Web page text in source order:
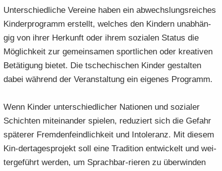
Un­ter­schied­li­che Ver­ei­ne haben ein ab­wechs­lungs­rei­ches
Kin­der­pro­gramm er­stellt, wel­ches den Kin­dern un­ab­hän­
gig von ihrer Her­kunft oder ihrem so­zia­len Sta­tus die
Mög­lich­keit zur ge­mein­sa­men sport­li­chen oder krea­ti­ven
Be­tä­ti­gung bie­tet. Die tsche­chi­schen Kin­der ge­stal­ten
dabei wäh­rend der Ver­an­stal­tung ein ei­ge­nes Pro­gramm.
Wenn Kin­der un­ter­schied­li­cher Na­tio­nen und so­zia­ler
Schich­ten mit­ein­an­der spie­len, re­du­ziert sich die Ge­fahr
spä­te­rer Frem­den­feind­lich­keit und In­to­le­ranz. Mit die­sem
Kin-​dertagesprojekt soll eine Tra­di­ti­on ent­wi­ckelt und wei­
ter­ge­führt wer­den, um Sprachbar-​rieren zu über­win­den